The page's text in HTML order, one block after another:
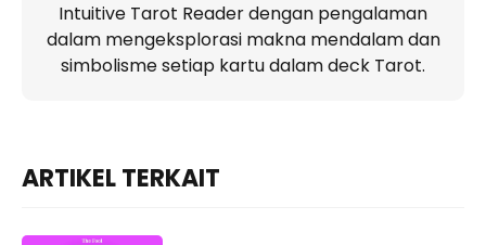
Intuitive Tarot Reader dengan pengalaman
dalam mengeksplorasi makna mendalam dan
simbolisme setiap kartu dalam deck Tarot.
ARTIKEL TERKAIT